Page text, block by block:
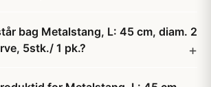
bag Metalstang, L: 45 cm, diam. 2
5stk./ 1 pk.?